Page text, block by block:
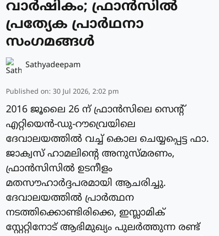
വാര്‍ഷികം; ഫ്രാന്‍സില്‍
പ്രത്യേക പ്രാർഥനാ
സംഗമങ്ങള്‍
Sathyadeepam
Published on: 30 Jul 2026, 2:02 pm
2016 ജൂലൈ 26 ന് ഫ്രാന്‍സിലെ സെന്റ്
എറ്റിയെന്‍-ഡു-റൗവ്രെയിലെ
ദേവാലയത്തില്‍ വച്ച് കൊല ചെയ്യപ്പെട്ട ഫാ.
ജാക്വസ് ഹാമലിന്റെ അനുസ്മരണം,
ഫ്രാന്‍സിസിൽ ഉടനീളം
മതസൗഹാര്‍ദ്ദപരമായി ആചരിച്ചു.
ദേവാലയത്തില്‍ പ്രാര്‍ത്ഥന
നടത്തിക്കൊണ്ടിരിക്കെ, ഇസ്ലാമിക്
സ്റ്റേറ്റിനോട് ആഭിമുഖ്യം പുലര്‍ത്തുന്ന രണ്ട്